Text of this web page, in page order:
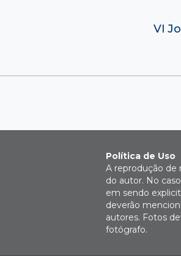
VI
Política de Uso
A reprodução de
do autor. No
em sendo
deverão
autores. Fotos
fotógrafo.